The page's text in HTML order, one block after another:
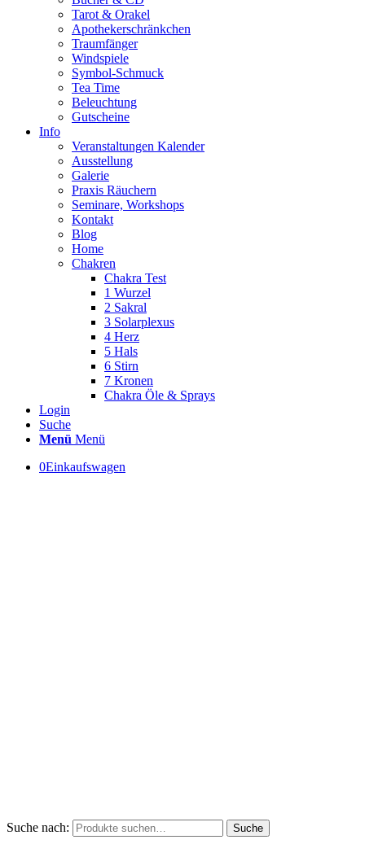
Tarot & Orakel
Apothekerschränkchen
Traumfänger
Windspiele
Symbol-Schmuck
Tea Time
Beleuchtung
Gutscheine
Info
Veranstaltungen Kalender
Ausstellung
Galerie
Praxis Räuchern
Seminare, Workshops
Kontakt
Blog
Home
Chakren
Chakra Test
1 Wurzel
2 Sakral
3 Solarplexus
4 Herz
5 Hals
6 Stirn
7 Kronen
Chakra Öle & Sprays
Login
Suche
Menü Menü
0Einkaufswagen
Suche nach: Suche